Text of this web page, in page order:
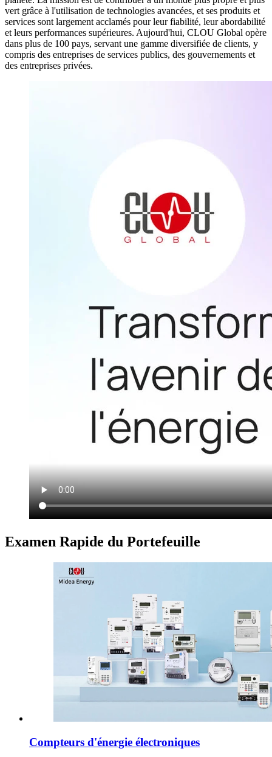
vert grâce à l'utilisation de technologies avancées, et ses produits et
services sont largement acclamés pour leur fiabilité, leur abordabilité
et leurs performances supérieures. Aujourd'hui, CLOU Global opère
dans plus de 100 pays, servant une gamme diversifiée de clients, y
compris des entreprises de services publics, des gouvernements et
des entreprises privées.
Examen Rapide du Portefeuille
Compteurs d'énergie électroniques